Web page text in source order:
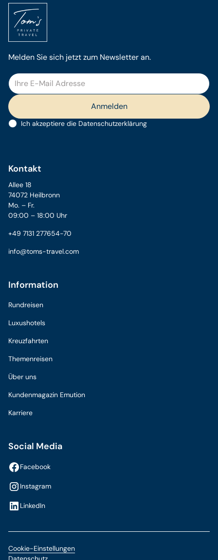
Melden Sie sich jetzt zum Newsletter an.
Ich akzeptiere die Datenschutzerklärung
Kontakt
Allee 18
74072 Heilbronn
Mo. – Fr.
09:00 – 18:00 Uhr
+49 7131 277654-70
info@toms-travel.com
Information
Rundreisen
Luxushotels
Kreuzfahrten
Themenreisen
Über uns
Kundenmagazin Emution
Karriere
Social Media
Facebook
Instagram
LinkedIn
Cookie-Einstellungen